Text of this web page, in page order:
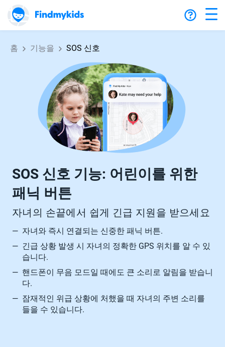
홈 기능을 SOS 신호
SOS 신호 기능: 어린이를 위한
패닉 버튼
자녀의 손끝에서 쉽게 긴급 지원을 받으세요
— 자녀와 즉시 연결되는 신중한 패닉 버튼.
— 긴급 상황 발생 시 자녀의 정확한 GPS 위치를 알 수 있
습니다.
— 핸드폰이 무음 모드일 때에도 큰 소리로 알림을 받습니
다.
— 잠재적인 위급 상황에 처했을 때 자녀의 주변 소리를
들을 수 있습니다.